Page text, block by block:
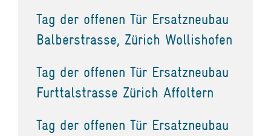
Tag der offenen Tür Ersatzneubau
Balberstrasse, Zürich Wollishofen
Tag der offenen Tür Ersatzneubau
Furttalstrasse Zürich Affoltern
Tag der offenen Tür Ersatzneubau